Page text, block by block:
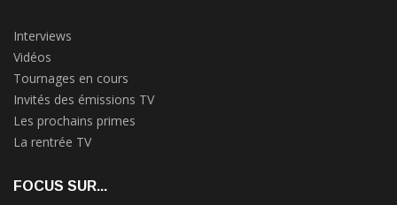
Interviews
Vidéos
Tournages en cours
Invités des émissions TV
Les prochains primes
La rentrée TV
FOCUS SUR...